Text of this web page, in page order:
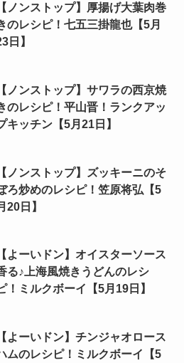
【ノンストップ】厚揚げ大葉肉巻
のレシピ！七五三掛龍也【5月
日】
【ノンストップ】サワラの西京焼
のレシピ！平山晋！ランクアッ
キッチン【5月21日】
【ノンストップ】ズッキーニのそ
ろ炒めのレシピ！笠原将弘【5
20日】
【よーいドン】オイスターソース
る♪上海風焼きうどんのレシ
！ミルクボーイ【5月19日】
【よーいドン】チンジャオロース
ムのレシピ！ミルクボーイ【5